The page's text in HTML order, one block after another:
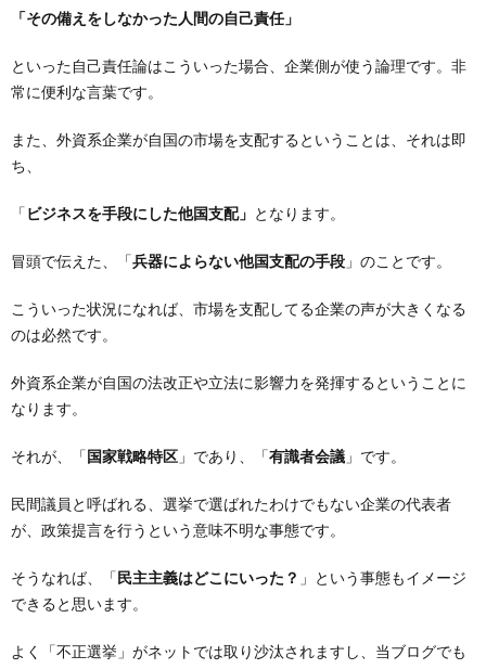
「その備えをしなかった人間の自己責任」
といった自己責任論はこういった場合、企業側が使う論理です。非
常に便利な言葉です。
また、外資系企業が自国の市場を支配するということは、それは即
ち、
「ビジネスを手段にした他国支配」 となります。
冒頭で伝えた、「兵器によらない他国支配の手段 」のことです。
こういった状況になれば、市場を支配してる企業の声が大きくなる
のは必然です。
外資系企業が自国の法改正や立法に影響力を発揮するということに
なります。
それが、「国家戦略特区 」であり、「有識者会議 」です。
民間議員と呼ばれる、選挙で選ばれたわけでもない企業の代表者
が、政策提言を行うという意味不明な事態です。
そうなれば、「民主主義はどこにいった？ 」という事態もイメージ
できると思います。
よく「不正選挙」がネットでは取り沙汰されますし、当ブログでも